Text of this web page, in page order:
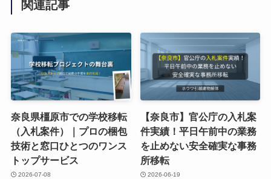
関連記事
奈良県橿原市での学校移転
（入札案件）｜プロの梱包
技術と窓口ひとつのワンス
トップサービス
2026-07-08
【奈良市】官公庁の入札案
件実績！平日午前中の業務
を止めない安全確実な事務
所移転
2026-06-19